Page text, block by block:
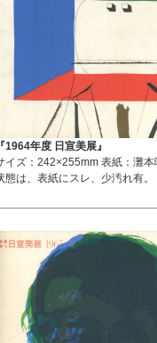
『1964年度 日宣美展』
イズ：242×255mm 表紙：灘本
態は、表紙にスレ、少汚れ有。